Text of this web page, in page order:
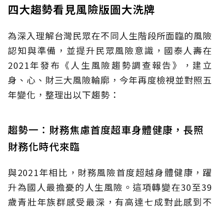
四大趨勢看見風險版圖大洗牌
為深入理解台灣民眾在不同人生階段所面臨的風險
認知與準備，並提升民眾風險意識，國泰人壽在
2021年發布《人生風險趨勢調查報告》，建立
身、心、財三大風險輪廓，今年再度檢視並對照五
年變化，整理出以下趨勢：
趨勢一：財務焦慮首度超車身體健康，長照
財務化時代來臨
與2021年相比，財務風險首度超越身體健康，躍
升為國人最擔憂的人生風險。這項轉變在30至39
歲青壯年族群感受最深，有高達七成對此感到不